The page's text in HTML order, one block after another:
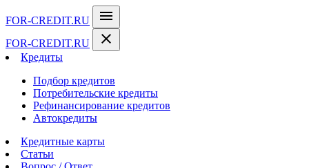
FOR-CREDIT.RU menu
FOR-CREDIT.RU close
Кредиты
Подбор кредитов
Потребительские кредиты
Рефинансирование кредитов
Автокредиты
Кредитные карты
Статьи